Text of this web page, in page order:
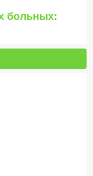
больных: